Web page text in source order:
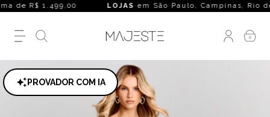
de R$ 1.499,00 LOJASem São Paulo, Campinas, Rio de
0
PROVADOR COM IA